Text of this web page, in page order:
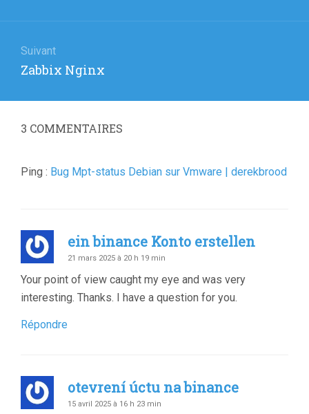
Suivant
Article
:
Zabbix Nginx
3 COMMENTAIRES
Ping : Bug Mpt-status Debian sur Vmware | derekbrood
ein binance Konto erstellen
21 mars 2025 à 20 h 19 min
Your point of view caught my eye and was very
interesting. Thanks. I have a question for you.
Répondre
otevrení úctu na binance
15 avril 2025 à 16 h 23 min